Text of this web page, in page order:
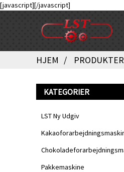
[javascript][/javascript]
HJEM PRODUKTER
KATEGORIER
LST Ny Udgiv
Pakkemaskine